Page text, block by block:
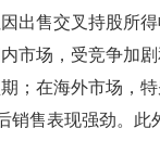
出售交叉持股所
市场，受竞争加
；在海外市场，
销售表现强劲。